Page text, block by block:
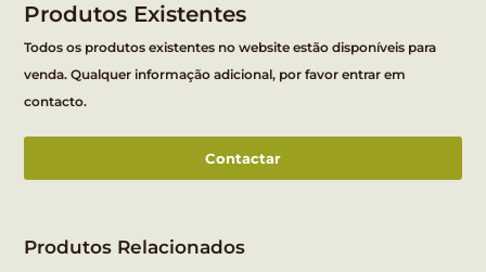
Produtos Existentes
Todos os produtos existentes no website estão disponíveis para
venda. Qualquer informação adicional, por favor entrar em
contacto.
Contactar
Produtos Relacionados